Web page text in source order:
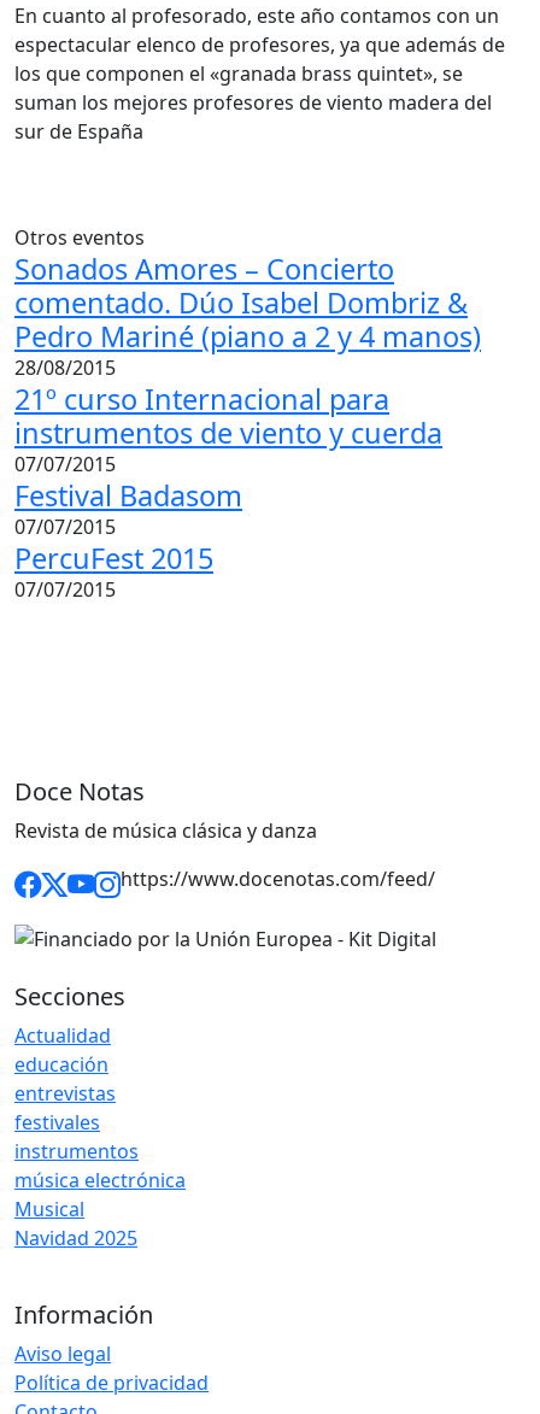
En cuanto al profesorado, este año contamos con un
espectacular elenco de profesores, ya que además de
los que componen el «granada brass quintet», se
suman los mejores profesores de viento madera del
sur de España
Otros eventos
Sonados Amores – Concierto
comentado. Dúo Isabel Dombriz &
Pedro Mariné (piano a 2 y 4 manos)
28/08/2015
21º curso Internacional para
instrumentos de viento y cuerda
07/07/2015
Festival Badasom
07/07/2015
PercuFest 2015
07/07/2015
Doce Notas
Revista de música clásica y danza
https://www.docenotas.com/feed/
Secciones
Actualidad
educación
entrevistas
festivales
instrumentos
música electrónica
Musical
Navidad 2025
Información
Aviso legal
Política de privacidad